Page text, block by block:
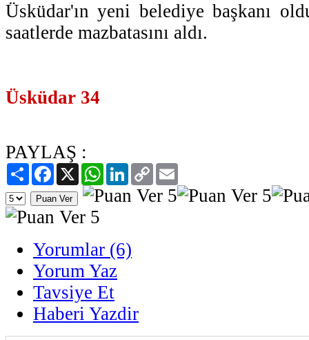
Üsküdar'ın yeni belediye başkanı
saatlerde mazbatasını aldı.
Üsküdar 34
PAYLAŞ :
PaylaşFacebook
X WhatsAppLinkedIn
Copy
Link
Yorumlar (6)
Yorum Yaz
Tavsiye Et
Haberi Yazdir